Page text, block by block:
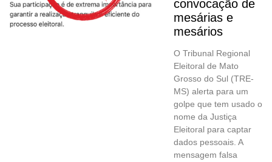
convocação de
mesárias e
mesários
O Tribunal Regional
Eleitoral de Mato
Grosso do Sul (TRE-
MS) alerta para um
golpe que tem usado o
nome da Justiça
Eleitoral para captar
dados pessoais. A
mensagem falsa